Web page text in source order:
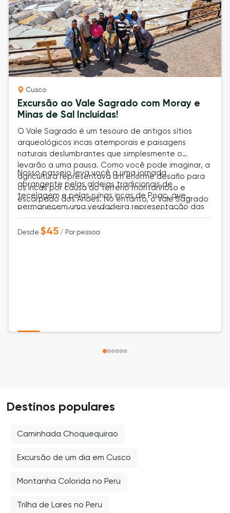
Cusco
Excursão ao Vale Sagrado com Moray e
Minas de Sal Incluídas!
O Vale Sagrado é um tesouro de antigos sítios
arqueológicos incas atemporais e paisagens
naturais deslumbrantes que simplesmente o
levarão a uma pausa. Como você pode imaginar, a
agricultura representava um enorme desafio para
os incas por causa do terreno montanhoso e
escarpado dos Andes. No entanto, o Vale Sagrado
é um trecho de terra fértil e exuberante com
da terra Inca; a temperatura é amena em
Nosso passeio leva você a uma jornada
abrangente pelas aldeias tradicionais de
tecelagem e pelas ruínas incas de Pisac, que
permanecem uma verdadeira representação das
práticas agrícolas incas. Exploramos uma fazenda
de camelídeos cercada por lhamas, alpacas e
onde ocorreu a derradeira e mais intensa batalha
Desde $45/ Por pessoa
Destinos populares
Caminhada Choquequirao
Excursão de um dia em Cusco
Montanha Colorida no Peru
Trilha de Lares no Peru